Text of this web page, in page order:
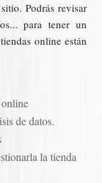
Podrás revisar
para tener un
online están
de datos.
la tienda